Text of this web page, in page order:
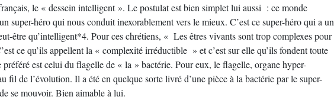
le « dessein intelligent ». Le postulat est bien simplet lui aussi : ce monde
super-héro qui nous conduit inexorablement vers le mieux. C’est ce super-héro qui a un
être qu’intelligent*4. Pour ces chrétiens, « Les êtres vivants sont trop complexes pour
ce qu’ils appellent la « complexité irréductible » et c’est sur elle qu’ils fondent toute
est celui du flagelle de « la » bactérie. Pour eux, le flagelle, organe hyper-
fil de l’évolution. Il a été en quelque sorte livré d’une pièce à la bactérie par le super-
se mouvoir. Bien aimable à lui.